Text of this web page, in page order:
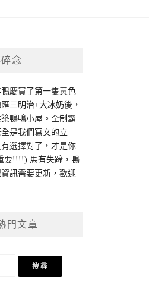
念
慶買了第一隻黃色
三明治+大冰奶後，
鴨鴨小屋。全制霸
是我們寫文的立
選擇對了，才是你
要!!!!) 馬有失蹄，鴨
訊需要更新，歡迎
門文章